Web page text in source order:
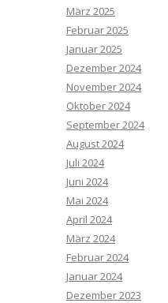
März 2025
Februar 2025
Januar 2025
Dezember 2024
November 2024
Oktober 2024
September 2024
August 2024
Juli 2024
Juni 2024
Mai 2024
April 2024
März 2024
Februar 2024
Januar 2024
Dezember 2023